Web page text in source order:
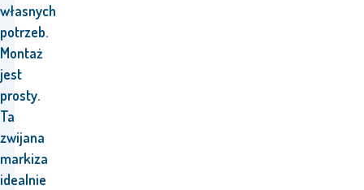
własnych
potrzeb.
Montaż
jest
prosty.
Ta
zwijana
markiza
idealnie